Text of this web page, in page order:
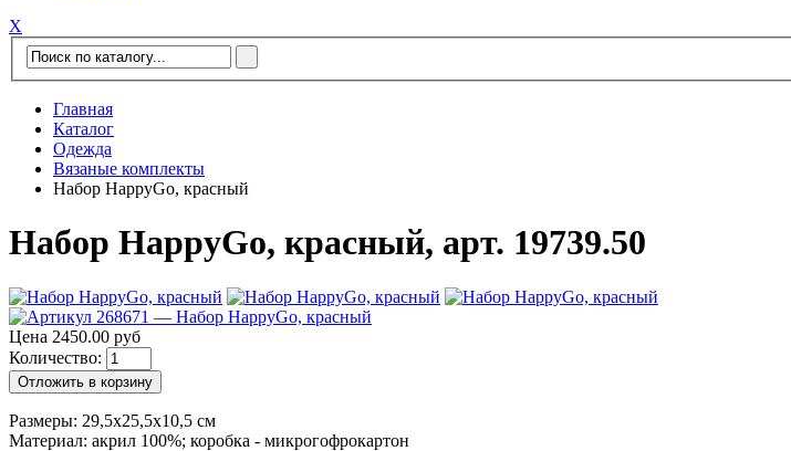
Х
Главная
Каталог
Одежда
Вязаные комплекты
Набор HappyGo, красный
Набор HappyGo, красный, арт. 19739.50
Цена 2450.00 руб
Количество:
Отложить в корзину
Размеры: 29,5х25,5х10,5 см
Материал: акрил 100%; коробка - микрогофрокартон